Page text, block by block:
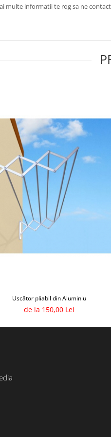
multe informatii te rog sa ne
Uscător pliabil din Aluminiu
de la 150,00 Lei